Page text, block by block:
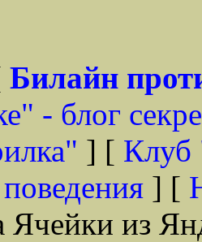
Билайн
- блог
] [ Клуб
] [
из